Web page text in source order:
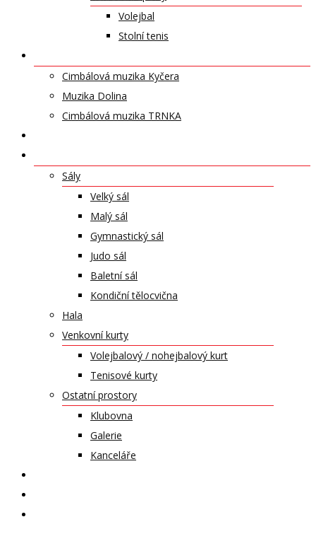
Volejbal
Stolní tenis
Cimbálová muzika Kyčera
Muzika Dolina
Cimbálová muzika TRNKA
Sály
Velký sál
Malý sál
Gymnastický sál
Judo sál
Baletní sál
Kondiční tělocvična
Hala
Venkovní kurty
Volejbalový / nohejbalový kurt
Tenisové kurty
Ostatní prostory
Klubovna
Galerie
Kanceláře